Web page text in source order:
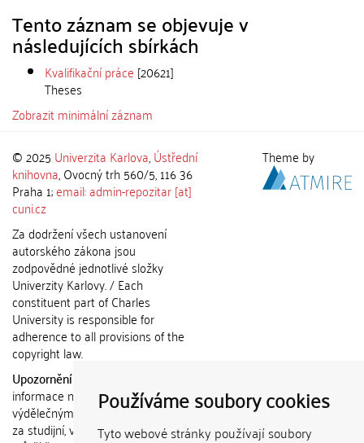
Používáme soubory cookies
Tyto webové stránky používají soubory
Tento záznam se objevuje v
následujících sbírkách
Kvalifikační práce [20621]
Theses
Zobrazit minimální záznam
© 2025 Univerzita Karlova,Ústřední
knihovna, Ovocný trh 560/5, 116 36
Praha 1;email: admin-repozitar [at]
cuni.cz
Za dodržení všech ustanovení
autorského zákona jsou
zodpovědné jednotlivé složky
Univerzity Karlovy. / Each
constituent part of Charles
University is responsible for
adherence to all provisions of the
copyright law.
Upozornění / Notice:
informace nemohou být použity k
výdělečným účelům nebo vydávány
za studijní, vědeckou nebo jinou
Theme by